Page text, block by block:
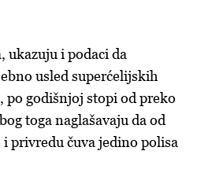
ukazuju i podaci da
usled superćelijskih
po godišnjoj stopi od preko
toga naglašavaju da od
privredu čuva jedino polisa